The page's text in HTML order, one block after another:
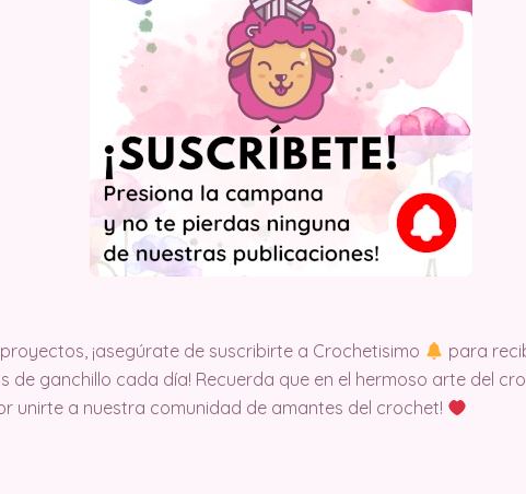
¡asegúrate de suscribirte a Crochetisimo
para
de ganchillo cada día! Recuerda que en el hermoso arte del
unirte a nuestra comunidad de amantes del crochet!